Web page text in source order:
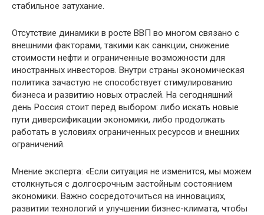
стабильное затухание.
Отсутствие динамики в росте ВВП во многом связано с
внешними факторами, такими как санкции, снижение
стоимости нефти и ограниченные возможности для
иностранных инвесторов. Внутри страны экономическая
политика зачастую не способствует стимулированию
бизнеса и развитию новых отраслей. На сегодняшний
день Россия стоит перед выбором: либо искать новые
пути диверсификации экономики, либо продолжать
работать в условиях ограниченных ресурсов и внешних
ограничений.
Мнение эксперта: «Если ситуация не изменится, мы можем
столкнуться с долгосрочным застойным состоянием
экономики. Важно сосредоточиться на инновациях,
развитии технологий и улучшении бизнес-климата, чтобы